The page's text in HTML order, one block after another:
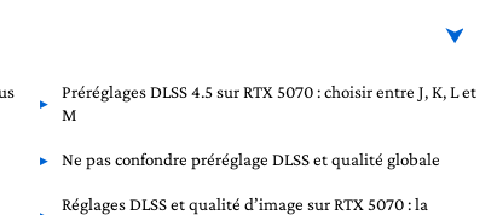
Préréglages DLSS 4.5 sur RTX 5070 : choisir entre J, K, L et
M
Ne pas confondre préréglage DLSS et qualité globale
Réglages DLSS et qualité d’image sur RTX 5070 : la